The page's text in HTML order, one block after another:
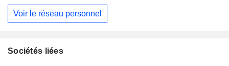
Voir le réseau personnel
Sociétés liées